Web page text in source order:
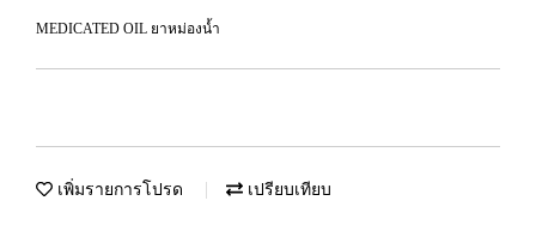
MEDICATED OIL ยาหม่องน้ำ
เพิ่มรายการโปรด เปรียบเทียบ